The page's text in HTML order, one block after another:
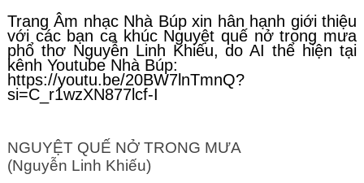
Trang Âm nhạc Nhà Búp xin hân hạnh giới thiệu
với các bạn ca khúc Nguyệt quế nở trong mưa
phổ thơ Nguyễn Linh Khiếu, do AI thể hiện tại
kênh Youtube Nhà Búp:
https://youtu.be/20BW7lnTmnQ?
si=C_r1wzXN877lcf-I
NGUYỆT QUẾ NỞ TRONG MƯA
(Nguyễn Linh Khiếu)